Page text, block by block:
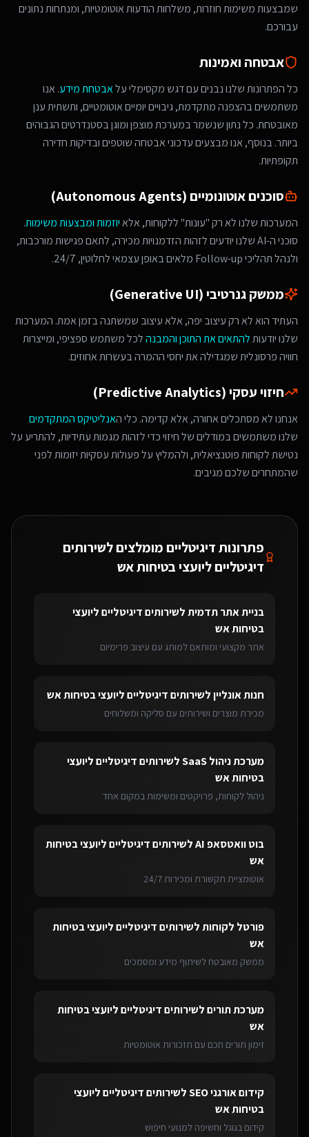
שמבצעות משימות חוזרות, משלחות הודעות אוטומטיות, ומנתחות נתונים
עבורכם.
אבטחה ואמינות
כל הפתרונות שלנו נבנים עם דגש מקסימלי עלאבטחת מידע. אנו
משתמשים בהצפנה מתקדמת, גיבויים יומיים אוטומטיים, ותשתית ענן
מאובטחת. כל נתון שנשמר במערכת מוצפן ומוגן בסטנדרטים הגבוהים
ביותר. בנוסף, אנו מבצעים עדכוני אבטחה שוטפים ובדיקות חדירה
תקופתיות.
סוכנים אוטונומיים (Autonomous Agents)
המערכות שלנו לא רק "עונות" ללקוחות, אלאיוזמות ומבצעות משימות.
סוכני ה-AI שלנו יודעים לזהות הזדמנויות מכירה, לתאם פגישות מורכבות,
ולנהל תהליכי Follow-up מלאים באופן עצמאי לחלוטין, 24/7.
ממשק גנרטיבי (Generative UI)
העתיד הוא לא רק עיצוב יפה, אלא עיצוב שמשתנה בזמן אמת. המערכות
שלנו יודעותלהתאים את התוכן והמבנהלכל משתמש ספציפי, ומייצרות
חוויה פרסונלית שמגדילה את יחסי ההמרה בעשרות אחוזים.
חיזוי עסקי (Predictive Analytics)
אנחנו לא מסתכלים אחורה, אלא קדימה. כלי האנליטיקס המתקדמים
שלנו משתמשים במודלים של חיזוי כדי לזהות מגמות עתידיות, להתריע על
נטישת לקוחות פוטנציאלית, ולהמליץ על פעולות עסקיות יזומות לפני
שהמתחרים שלכם מגיבים.
פתרונות דיגיטליים מומלצים לשירותים
דיגיטליים ליועצי בטיחות אש
בניית אתר תדמיתלשירותים דיגיטליים ליועצי
בטיחות אש
אתר מקצועי ומותאם למותג עם עיצוב פרימיום
חנות אונלייןלשירותים דיגיטליים ליועצי בטיחות אש
מכירת מוצרים ושירותים עם סליקה ומשלוחים
מערכת ניהול SaaS לשירותים דיגיטליים ליועצי
בטיחות אש
ניהול לקוחות, פרויקטים ומשימות במקום אחד
בוט וואטסאפ AI לשירותים דיגיטליים ליועצי בטיחות
אש
אוטומציית תקשורת ומכירות 24/7
פורטל לקוחותלשירותים דיגיטליים ליועצי בטיחות
אש
ממשק מאובטח לשיתוף מידע ומסמכים
מערכת תוריםלשירותים דיגיטליים ליועצי בטיחות
אש
זימון תורים חכם עם תזכורות אוטומטיות
קידום אורגני SEO לשירותים דיגיטליים ליועצי
בטיחות אש
קידום בגוגל וחשיפה למנועי חיפוש